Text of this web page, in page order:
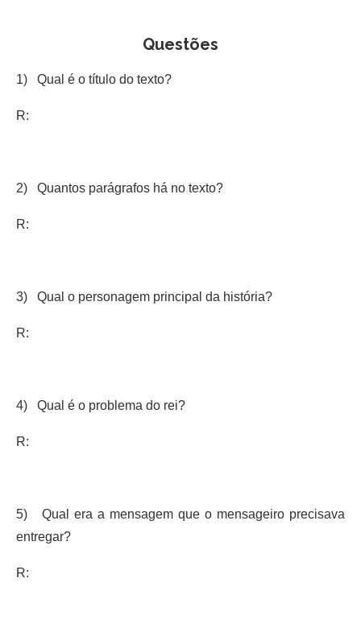
Questões
1) Qual é o título do texto?
R:
2) Quantos parágrafos há no texto?
R:
3) Qual o personagem principal da história?
R:
4) Qual é o problema do rei?
R:
5) Qual era a mensagem que o mensageiro precisava
entregar?
R: